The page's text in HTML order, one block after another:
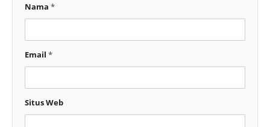
Nama *
Email *
Situs Web